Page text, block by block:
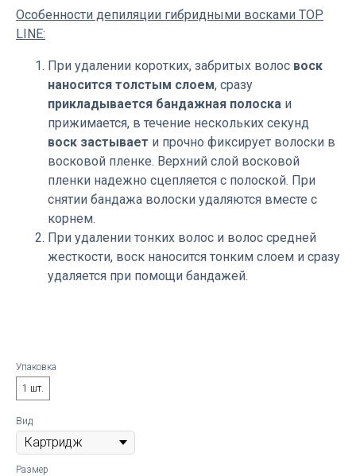
Упаковка
1 шт.
Вид
Размер
Особенности депиляции гибридными восками TOP
LINE:
При удалении коротких, забритых волос воск
наносится толстым слоем, сразу
прикладывается бандажная полоска и
прижимается, в течение нескольких секунд
воск застывает и прочно фиксирует волоски в
восковой пленке. Верхний слой восковой
пленки надежно сцепляется с полоской. При
снятии бандажа волоски удаляются вместе с
корнем.
При удалении тонких волос и волос средней
жесткости, воск наносится тонким слоем и сразу
удаляется при помощи бандажей.